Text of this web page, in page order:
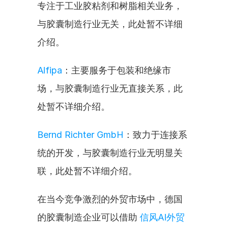
专注于工业胶粘剂和树脂相关业务，
与胶囊制造行业无关，此处暂不详细
介绍。
Alfipa ：主要服务于包装和绝缘市
场，与胶囊制造行业无直接关系，此
处暂不详细介绍。
Bernd Richter GmbH ：致力于连接系
统的开发，与胶囊制造行业无明显关
联，此处暂不详细介绍。
在当今竞争激烈的外贸市场中，德国
的胶囊制造企业可以借助 信风AI外贸